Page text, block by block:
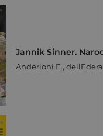
Jannik Sinner.
Anderloni E., dellEdera